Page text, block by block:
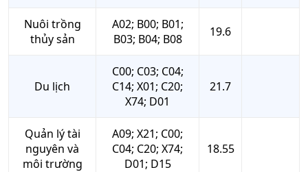
Nuôi trồng
thủy sản
A02; B00; B01;
B03; B04; B08
19.6
Du lịch
C00; C03; C04;
C14; X01; C20;
X74; D01
21.7
Quản lý tài
nguyên và
môi trường
A09; X21; C00;
C04; C20; X74;
D01; D15
18.55